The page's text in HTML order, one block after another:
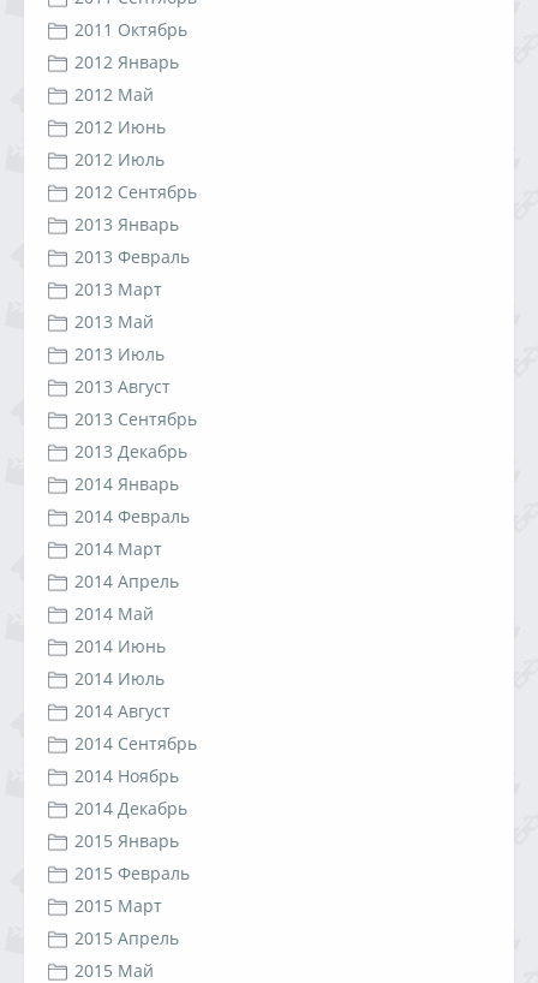
2011 Октябрь
2012 Январь
2012 Май
2012 Июнь
2012 Июль
2012 Сентябрь
2013 Январь
2013 Февраль
2013 Март
2013 Май
2013 Июль
2013 Август
2013 Сентябрь
2013 Декабрь
2014 Январь
2014 Февраль
2014 Март
2014 Апрель
2014 Май
2014 Июнь
2014 Июль
2014 Август
2014 Сентябрь
2014 Ноябрь
2014 Декабрь
2015 Январь
2015 Февраль
2015 Март
2015 Апрель
2015 Май